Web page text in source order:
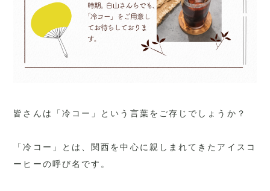
皆さんは「冷コー」という言葉をご存じでしょうか？
「冷コー」とは、関西を中心に親しまれてきたアイスコ
ーヒーの呼び名です。